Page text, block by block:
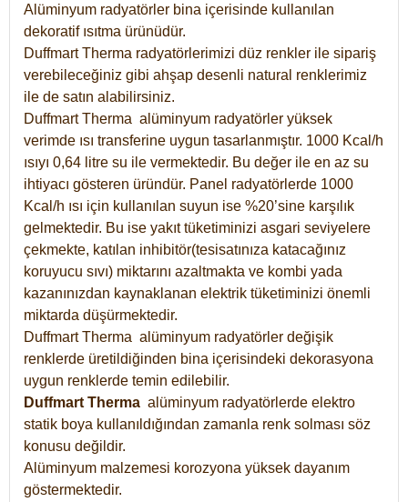
Alüminyum radyatörler bina içerisinde kullanılan
dekoratif ısıtma ürünüdür.
Duffmart Therma radyatörlerimizi düz renkler ile sipariş
verebileceğiniz gibi ahşap desenli natural renklerimiz
ile de satın alabilirsiniz.
Duffmart Therma alüminyum radyatörler yüksek
verimde ısı transferine uygun tasarlanmıştır. 1000 Kcal/h
ısıyı 0,64 litre su ile vermektedir. Bu değer ile en az su
ihtiyacı gösteren üründür. Panel radyatörlerde 1000
Kcal/h ısı için kullanılan suyun ise %20’sine karşılık
gelmektedir. Bu ise yakıt tüketiminizi asgari seviyelere
çekmekte, katılan inhibitör(tesisatınıza katacağınız
koruyucu sıvı) miktarını azaltmakta ve kombi yada
kazanınızdan kaynaklanan elektrik tüketiminizi önemli
miktarda düşürmektedir.
Duffmart Therma alüminyum radyatörler değişik
renklerde üretildiğinden bina içerisindeki dekorasyona
uygun renklerde temin edilebilir.
Duffmart Therma alüminyum radyatörlerde elektro
statik boya kullanıldığından zamanla renk solması söz
konusu değildir.
Alüminyum malzemesi korozyona yüksek dayanım
göstermektedir.